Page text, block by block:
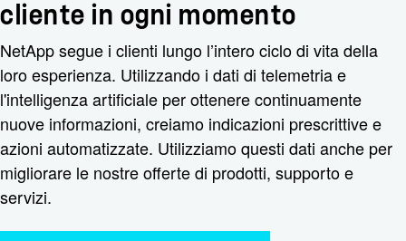
cliente in ogni momento
NetApp segue i clienti lungo l’intero ciclo di vita della
loro esperienza. Utilizzando i dati di telemetria e
l'intelligenza artificiale per ottenere continuamente
nuove informazioni, creiamo indicazioni prescrittive e
azioni automatizzate. Utilizziamo questi dati anche per
migliorare le nostre offerte di prodotti, supporto e
servizi.